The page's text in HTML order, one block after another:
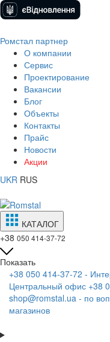
Ромстал партнер
О компании
Сервис
Проектирование
Вакансии
Блог
Объекты
Контакты
Прайс
Новости
Акции
UKR RUS
КАТАЛОГ
+38 050 414-37-72
Показать
+38 050 414-37-72 -
Центральный офис +38
shop@romstal.ua - по
магазинов